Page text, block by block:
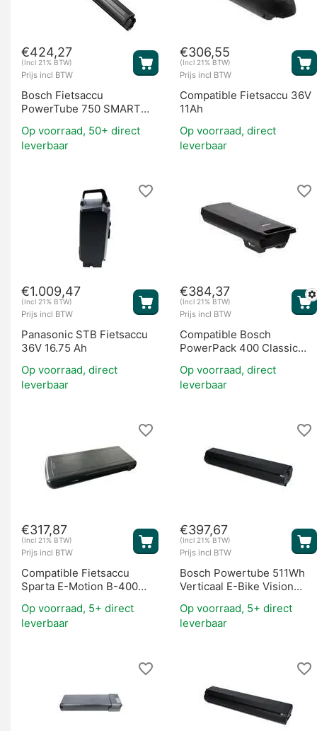
€424,27
(Incl 21% BTW)
Prijs incl BTW
Bosch Fietsaccu
PowerTube 750 SMART
Op voorraad, 50+ direct
leverbaar
€306,55
(Incl 21% BTW)
Prijs incl BTW
Compatible Fietsaccu 36V
11Ah
Op voorraad, direct
leverbaar
€1.009,47
(Incl 21% BTW)
Prijs incl BTW
Panasonic STB Fietsaccu
36V 16.75 Ah
Op voorraad, direct
leverbaar
€384,37
(Incl 21% BTW)
Prijs incl BTW
Compatible Bosch
PowerPack 400 Classic
Op voorraad, direct
leverbaar
€317,87
(Incl 21% BTW)
Prijs incl BTW
Compatible Fietsaccu
Sparta E-Motion B-400
Op voorraad, 5+ direct
leverbaar
€397,67
(Incl 21% BTW)
Prijs incl BTW
Bosch Powertube 511Wh
Verticaal E-Bike Vision
Op voorraad, 5+ direct
leverbaar